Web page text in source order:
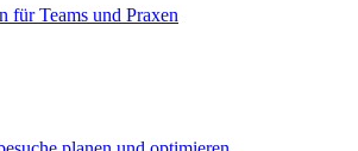
für Teams und Praxen